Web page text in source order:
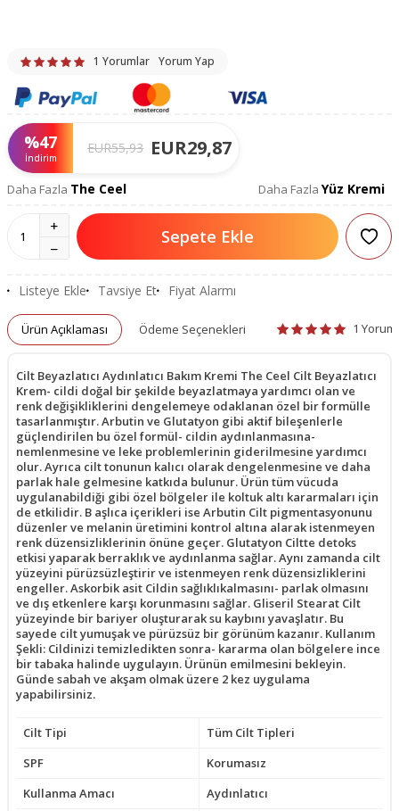
1 Yorumlar Yorum Yap
%47
İndirim
EUR55,93 EUR29,87
Daha Fazla The Ceel Daha Fazla Yüz Kremi
Sepete Ekle
Listeye Ekle Tavsiye Et Fiyat Alarmı
Ürün Açıklaması Ödeme Seçenekleri 1 Yorum
Cilt Beyazlatıcı Aydınlatıcı Bakım Kremi The Ceel Cilt Beyazlatıcı
Krem- cildi doğal bir şekilde beyazlatmaya yardımcı olan ve
renk değişikliklerini dengelemeye odaklanan özel bir formülle
tasarlanmıştır. Arbutin ve Glutatyon gibi aktif bileşenlerle
güçlendirilen bu özel formül- cildin aydınlanmasına-
nemlenmesine ve leke problemlerinin giderilmesine yardımcı
olur. Ayrıca cilt tonunun kalıcı olarak dengelenmesine ve daha
parlak hale gelmesine katkıda bulunur. Ürün tüm vücuda
uygulanabildiği gibi özel bölgeler ile koltuk altı kararmaları için
de etkilidir. B aşlıca içerikleri ise Arbutin Cilt pigmentasyonunu
düzenler ve melanin üretimini kontrol altına alarak istenmeyen
renk düzensizliklerinin önüne geçer. Glutatyon Ciltte detoks
etkisi yaparak berraklık ve aydınlanma sağlar. Aynı zamanda cilt
yüzeyini pürüzsüzleştirir ve istenmeyen renk düzensizliklerini
engeller. Askorbik asit Cildin sağlıklıkalmasını- parlak olmasını
ve dış etkenlere karşı korunmasını sağlar. Gliseril Stearat Cilt
yüzeyinde bir bariyer oluşturarak su kaybını yavaşlatır. Bu
sayede cilt yumuşak ve pürüzsüz bir görünüm kazanır. Kullanım
Şekli: Cildinizi temizledikten sonra- kararma olan bölgelere ince
bir tabaka halinde uygulayın. Ürünün emilmesini bekleyin.
Günde sabah ve akşam olmak üzere 2 kez uygulama
yapabilirsiniz.
Cilt Tipi
Tüm Cilt Tipleri
SPF
Korumasız
Kullanma Amacı
Aydınlatıcı